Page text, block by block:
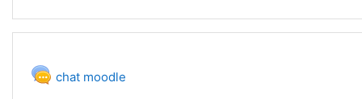
chat moodle